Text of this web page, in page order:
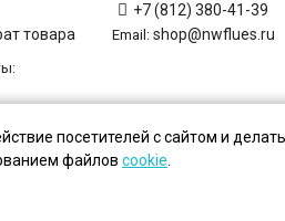
товара
+7 (812) 380-41-39
Email: shop@nwflues.ru
посетителей с сайтом и делать
файлов cookie